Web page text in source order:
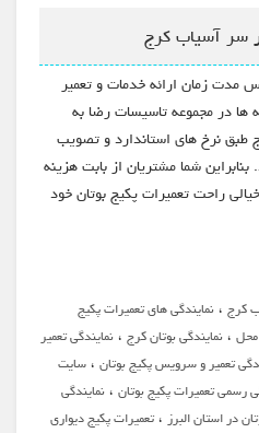
سر آسیاب کرج
مدت زمان ارائه خدمات و تعمیر
ها در مجموعه تاسیسات رضا به
طبق نرخ های استاندارد و تصویب
شما مشتریان از بابت هزینه
راحت تعمیرات پکیج بوتان خود
کرج،نمایندگی های تعمیرات پکیج
محل،نمایندگی بوتان کرج،نمایندگی تعمیر
تعمیر و سرویس پکیج بوتان،سایت
رسمی تعمیرات پکیج بوتان،نمايندگي
در استان البرز،تعمیرات پکیج دیواری